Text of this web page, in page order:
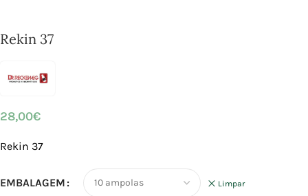
Rekin 37
28,00€
Rekin 37
EMBALAGEM Limpar